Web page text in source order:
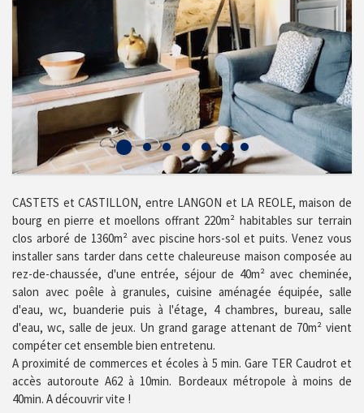
CASTETS et CASTILLON, entre LANGON et LA REOLE, maison de
bourg en pierre et moellons offrant 220m² habitables sur terrain
clos arboré de 1360m² avec piscine hors-sol et puits. Venez vous
installer sans tarder dans cette chaleureuse maison composée au
rez-de-chaussée, d'une entrée, séjour de 40m² avec cheminée,
salon avec poêle à granules, cuisine aménagée équipée, salle
d'eau, wc, buanderie puis à l'étage, 4 chambres, bureau, salle
d'eau, wc, salle de jeux. Un grand garage attenant de 70m² vient
compéter cet ensemble bien entretenu.
A proximité de commerces et écoles à 5 min. Gare TER Caudrot et
accès autoroute A62 à 10min. Bordeaux métropole à moins de
40min. A découvrir vite !